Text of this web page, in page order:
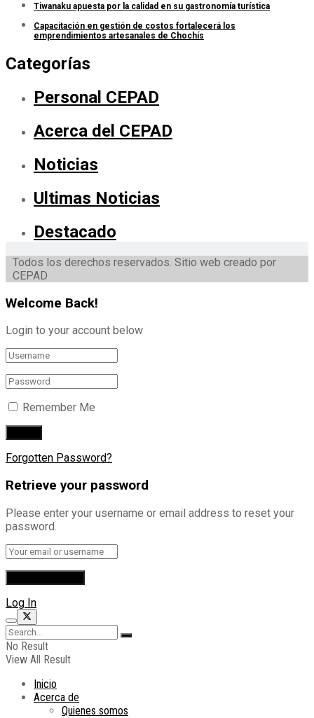
Tiwanaku apuesta por la calidad en su gastronomía turística
Capacitación en gestión de costos fortalecerá los
emprendimientos artesanales de Chochís
Categorías
Personal CEPAD
Acerca del CEPAD
Noticias
Ultimas Noticias
Destacado
Todos los derechos reservados. Sitio web creado por
CEPAD
Welcome Back!
Login to your account below
Remember Me
Forgotten Password?
Retrieve your password
Please enter your username or email address to reset your
password.
Log In
No Result
View All Result
Inicio
Acerca de
Quienes somos